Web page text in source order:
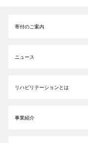
寄付のご案内
ニュース
リハビリテーションとは
事業紹介